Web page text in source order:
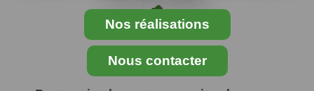
Nos réalisations
Nous contacter